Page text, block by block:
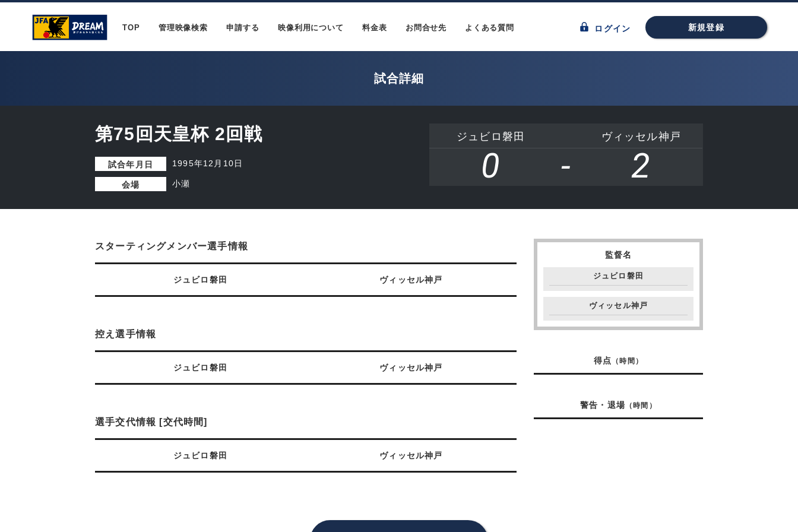
TOP 管理映像検索 申請する 映像利用について 料金表 お問合せ先 よくある質問 ログイン 新規登録
試合詳細
第75回天皇杯 2回戦
試合年月日 1995年12月10日
会場 小瀬
ジュビロ磐田 ヴィッセル神戸
0 - 2
スターティングメンバー選手情報
ジュビロ磐田 ヴィッセル神戸
控え選手情報
ジュビロ磐田 ヴィッセル神戸
選手交代情報 [交代時間]
ジュビロ磐田 ヴィッセル神戸
監督名
ジュビロ磐田
ヴィッセル神戸
得点 （時間）
警告・退場 （時間）